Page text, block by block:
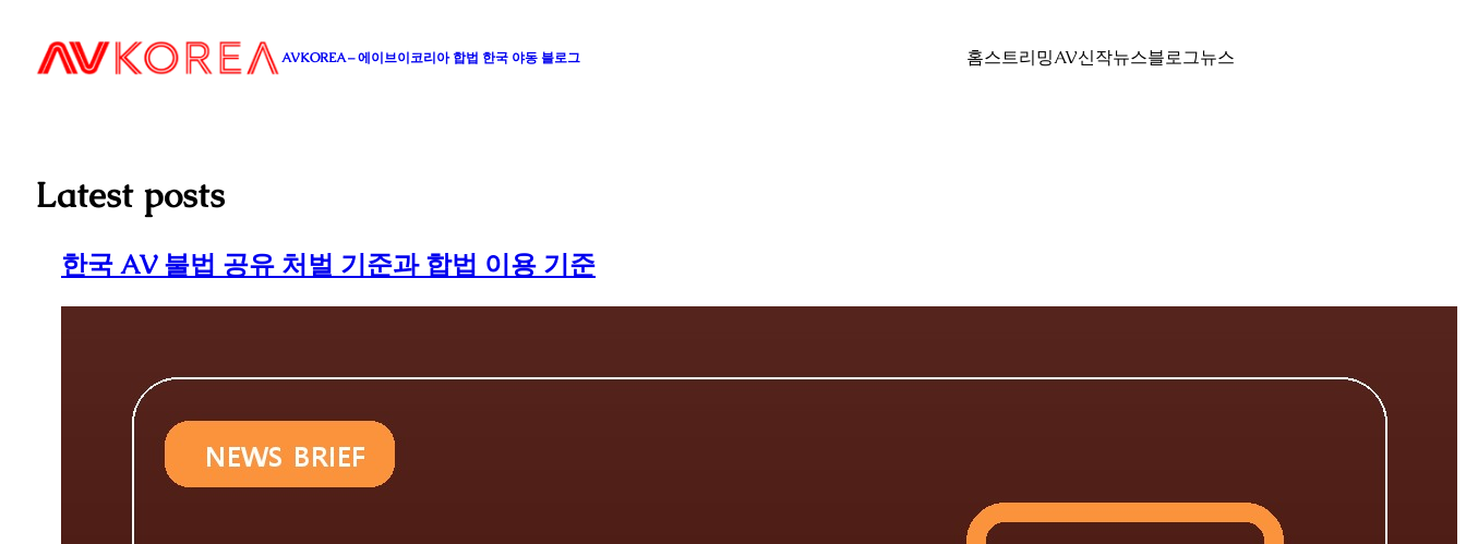
AVKOREA – 에이브이코리아 합법 한국 야동 블로그 홈스트리밍AV신작뉴스블로그뉴스
Latest posts
한국 AV 불법 공유 처벌 기준과 합법 이용 기준